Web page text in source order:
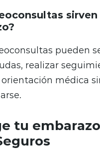
pueden
realizar
médica
tu